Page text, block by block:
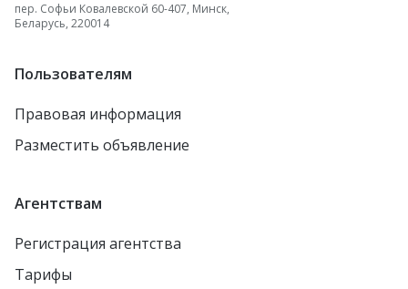
пер. Софьи Ковалевской 60-407, Минск,
Беларусь, 220014
Пользователям
Правовая информация
Разместить объявление
Агентствам
Регистрация агентства
Тарифы